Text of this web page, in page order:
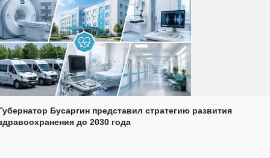
Бусаргин представил стратегию развития
до 2030 года